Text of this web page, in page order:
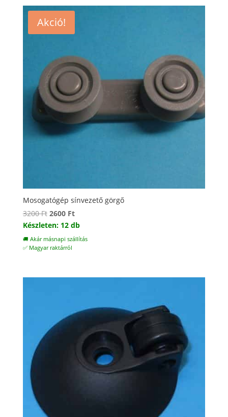
Akció!
Mosogatógép sínvezető görgő
3200Ft Original
price
was:
3200 Ft.
2600 FtCurrent
price
is:
Készleten: 12 db
🚚 Akár másnapi szállítás
✅ Magyar raktárról